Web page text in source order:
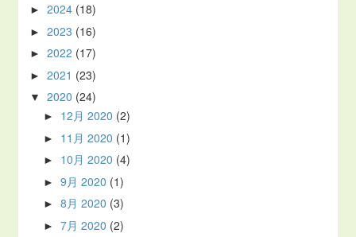
►2024 (18)
►2023 (16)
►2022 (17)
►2021 (23)
▼2020 (24)
► 12月 2020 (2)
► 11月 2020 (1)
► 10月 2020 (4)
►9月 2020 (1)
►8月 2020 (3)
►7月 2020 (2)